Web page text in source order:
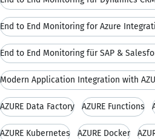
End to End Monitoring for Azure
End to End Monitoring für SAP &
Modern Application Integration with
AZURE Data Factory AZURE Functions
AZURE Kubernetes AZURE Docker